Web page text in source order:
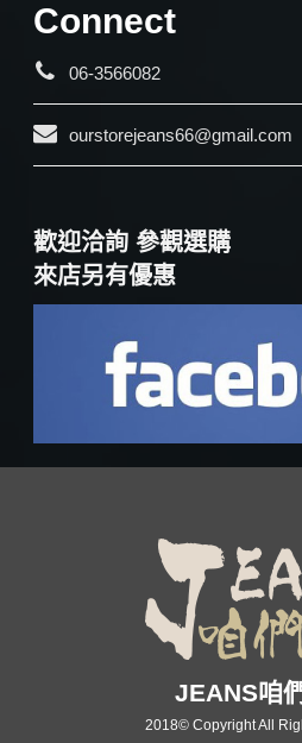
Connect
06-3566082
ourstorejeans66@gmail.com
歡迎洽詢 參觀選購
來店另有優惠
JEANS咱
2018© Copyright All